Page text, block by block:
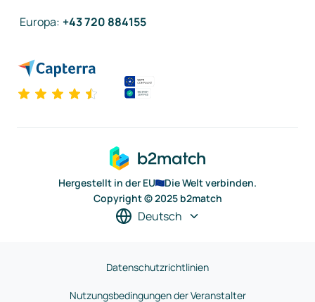
Europa: +43 720 884155
Hergestellt in der EU
Die Welt verbinden.
Copyright © 2025 b2match
Deutsch
Datenschutzrichtlinien
Nutzungsbedingungen der Veranstalter